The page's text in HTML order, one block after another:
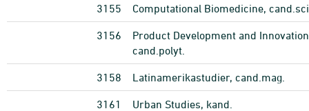
3155 Computational Biomedicine,
3156
Product Development and
cand.polyt.
3158 Latinamerikastudier, cand.mag.
3161 Urban Studies, kand.